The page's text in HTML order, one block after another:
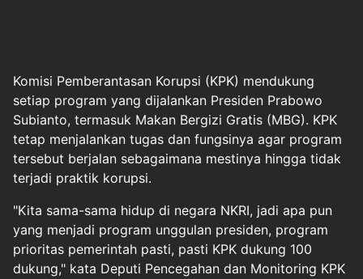
Komisi Pemberantasan Korupsi (KPK) mendukung
setiap program yang dijalankan Presiden Prabowo
Subianto, termasuk Makan Bergizi Gratis (MBG). KPK
tetap menjalankan tugas dan fungsinya agar program
tersebut berjalan sebagaimana mestinya hingga tidak
terjadi praktik korupsi.
"Kita sama-sama hidup di negara NKRI, jadi apa pun
yang menjadi program unggulan presiden, program
prioritas pemerintah pasti, pasti KPK dukung 100
dukung," kata Deputi Pencegahan dan Monitoring KPK